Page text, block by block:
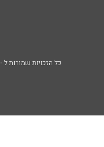
כל הזכויות שמורות ל - 103FM